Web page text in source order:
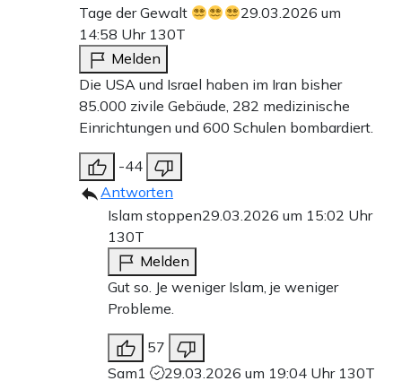
Tage der Gewalt
29.03.2026 um
14:58 Uhr 130T
Melden
Die USA und Israel haben im Iran bisher
85.000 zivile Gebäude, 282 medizinische
Einrichtungen und 600 Schulen bombardiert.
-44
Antworten
Islam stoppen29.03.2026 um 15:02 Uhr
130T
Melden
Gut so. Je weniger Islam, je weniger
Probleme.
57
Sam1
29.03.2026 um 19:04 Uhr 130T